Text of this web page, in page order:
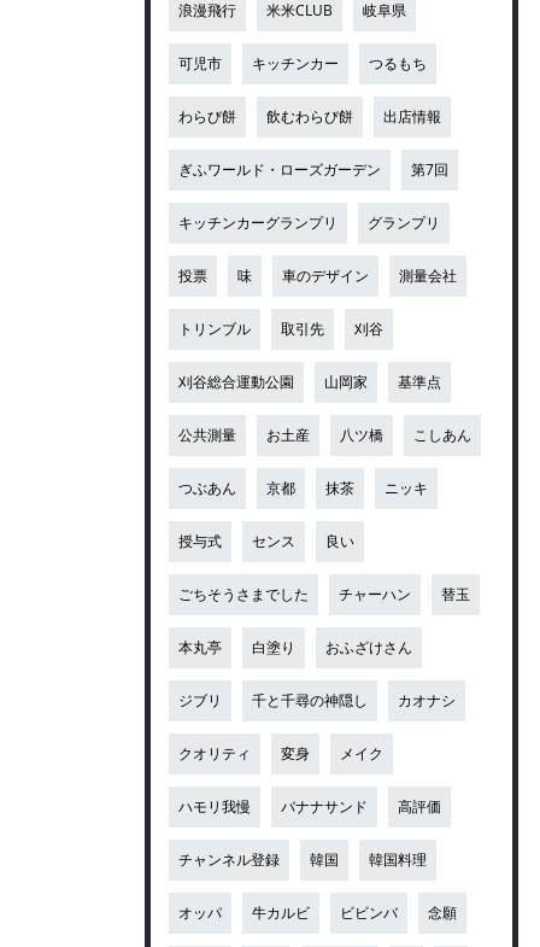
浪漫飛行 米米CLUB 岐阜県
可児市 キッチンカー つるもち
わらび餅 飲むわらび餅 出店情報
ぎふワールド・ローズガーデン 第7回
キッチンカーグランプリ グランプリ
投票 味 車のデザイン 測量会社
トリンブル 取引先 刈谷
刈谷総合運動公園 山岡家 基準点
公共測量 お土産 八ツ橋 こしあん
つぶあん 京都 抹茶 ニッキ
授与式 センス 良い
ごちそうさまでした チャーハン 替玉
本丸亭 白塗り おふざけさん
ジブリ 千と千尋の神隠し カオナシ
クオリティ 変身 メイク
ハモリ我慢 バナナサンド 高評価
チャンネル登録 韓国 韓国料理
オッパ 牛カルビ ビビンバ 念願